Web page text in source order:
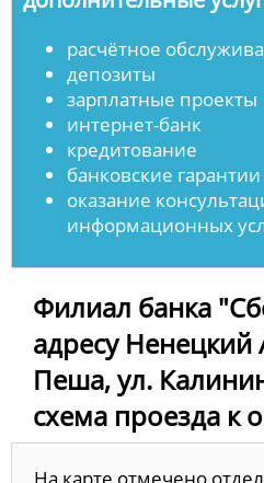
расчётное
депозиты
зарплатные проекты
интернет-банк
кредитование
банковские гарантии
оказание
информационных
Филиал банка
адресу
Пеша, ул.
схема проезда к